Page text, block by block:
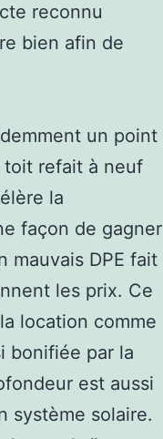
reconnu
bien afin de
un point
toit refait à neuf
la
façon de gagner
mauvais DPE fait
les prix. Ce
location comme
bonifiée par la
est aussi
système solaire.